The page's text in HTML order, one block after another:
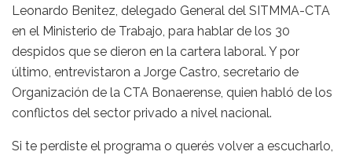
Leonardo Benitez, delegado General del SITMMA-CTA
en el Ministerio de Trabajo, para hablar de los 30
despidos que se dieron en la cartera laboral. Y por
último, entrevistaron a Jorge Castro, secretario de
Organización de la CTA Bonaerense, quien habló de los
conflictos del sector privado a nivel nacional.
Si te perdiste el programa o querés volver a escucharlo,